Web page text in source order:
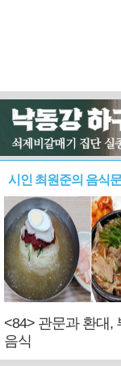
시인 최원준의 음식
<84> 관문과 환대,
음식